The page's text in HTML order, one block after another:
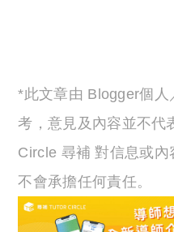
*此文章由 Blogger個
考，意見及內容並不代
Circle 尋補 對信息或內
不會承擔任何責任。